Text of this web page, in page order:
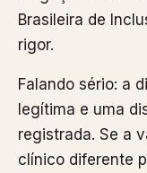
Brasileira de
rigor.
Falando sério: a
legítima e uma
registrada. Se a
clínico diferente